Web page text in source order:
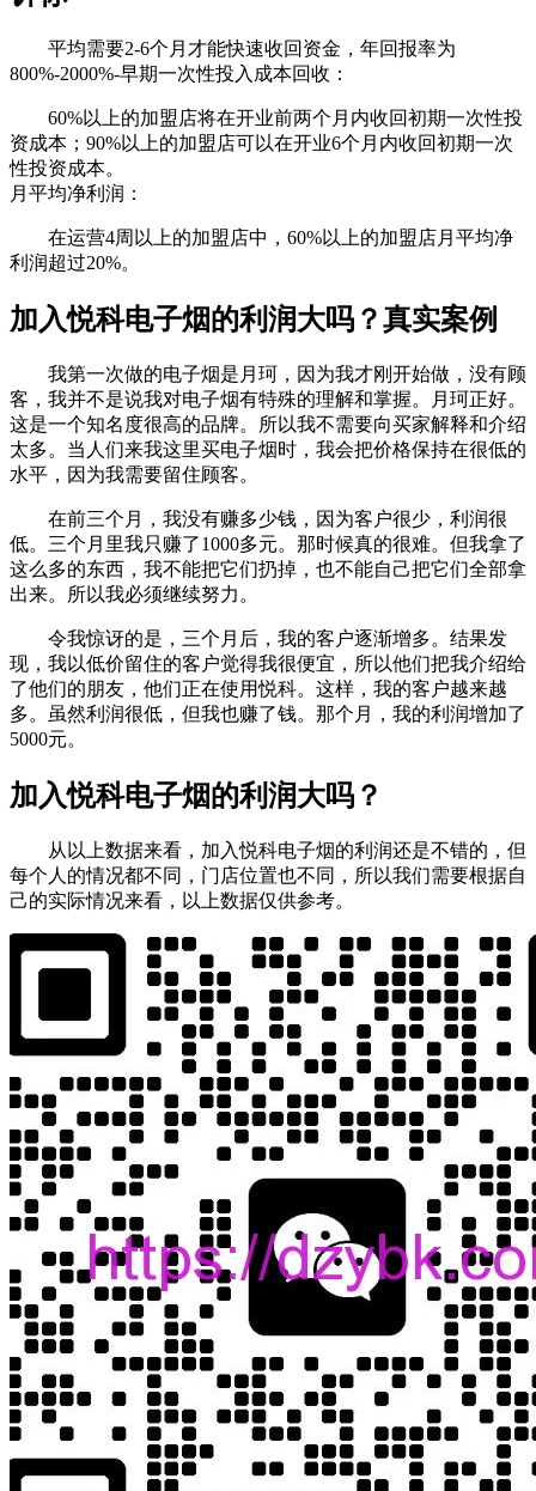
平均需要2-6个月才能快速收回资金，年回报率为
800%-2000%-早期一次性投入成本回收：
60%以上的加盟店将在开业前两个月内收回初期一次性投
资成本；90%以上的加盟店可以在开业6个月内收回初期一次
性投资成本。
月平均净利润：
在运营4周以上的加盟店中，60%以上的加盟店月平均净
利润超过20%。
加入悦科电子烟的利润大吗？真实案例
我第一次做的电子烟是月珂，因为我才刚开始做，没有顾
客，我并不是说我对电子烟有特殊的理解和掌握。月珂正好。
这是一个知名度很高的品牌。所以我不需要向买家解释和介绍
太多。当人们来我这里买电子烟时，我会把价格保持在很低的
水平，因为我需要留住顾客。
在前三个月，我没有赚多少钱，因为客户很少，利润很
低。三个月里我只赚了1000多元。那时候真的很难。但我拿了
这么多的东西，我不能把它们扔掉，也不能自己把它们全部拿
出来。所以我必须继续努力。
令我惊讶的是，三个月后，我的客户逐渐增多。结果发
现，我以低价留住的客户觉得我很便宜，所以他们把我介绍给
了他们的朋友，他们正在使用悦科。这样，我的客户越来越
多。虽然利润很低，但我也赚了钱。那个月，我的利润增加了
5000元。
加入悦科电子烟的利润大吗？
从以上数据来看，加入悦科电子烟的利润还是不错的，但
每个人的情况都不同，门店位置也不同，所以我们需要根据自
己的实际情况来看，以上数据仅供参考。